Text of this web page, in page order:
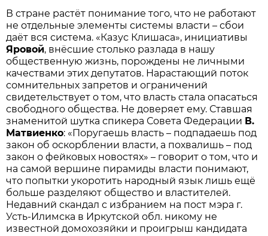
В стране растёт понимание того, что не работают
не отдельные элементы системы власти – сбои
даёт вся система. «Казус Клишаса», инициативы
Яровой, внёсшие столько разлада в нашу
общественную жизнь, порождены не личными
качествами этих депутатов. Нарастающий поток
сомнительных запретов и ограничений
свидетельствует о том, что власть стала опасаться
свободного общества. Не доверяет ему. Ставшая
знаменитой шутка спикера Совета Федерации В.
Матвиенко: «Поругаешь власть – подпадаешь под
закон об оскорблении власти, а по­хвалишь – под
закон о фейковых новостях» – говорит о том, что и
на самой вершине пирамиды власти понимают,
что попытки укоротить народный язык лишь ещё
больше разделяют общество и властителей.
Недавний скандал с избранием на пост мэра г.
Усть-Илимска в Иркутской обл. никому не
известной домохозяйки и проигрыш кандидата